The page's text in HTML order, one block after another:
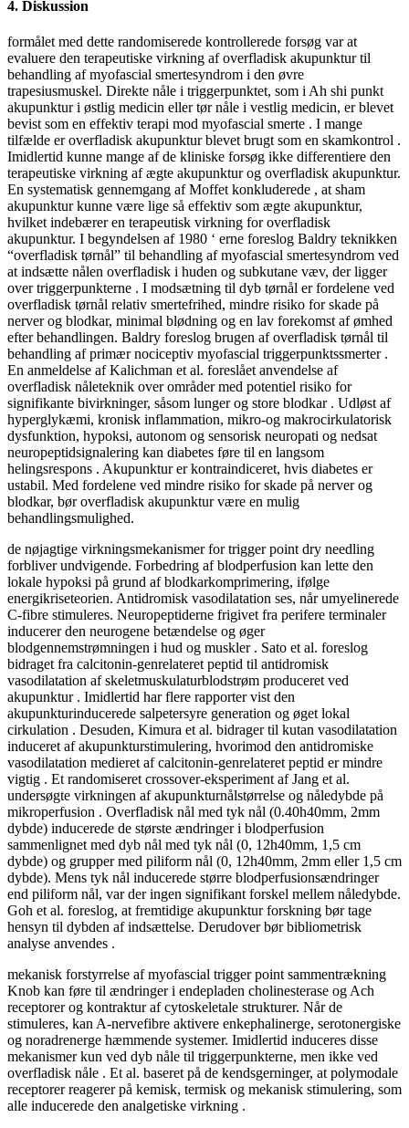
4. Diskussion
formålet med dette randomiserede kontrollerede forsøg var at
evaluere den terapeutiske virkning af overfladisk akupunktur til
behandling af myofascial smertesyndrom i den øvre
trapesiusmuskel. Direkte nåle i triggerpunktet, som i Ah shi punkt
akupunktur i østlig medicin eller tør nåle i vestlig medicin, er blevet
bevist som en effektiv terapi mod myofascial smerte . I mange
tilfælde er overfladisk akupunktur blevet brugt som en skamkontrol .
Imidlertid kunne mange af de kliniske forsøg ikke differentiere den
terapeutiske virkning af ægte akupunktur og overfladisk akupunktur.
En systematisk gennemgang af Moffet konkluderede , at sham
akupunktur kunne være lige så effektiv som ægte akupunktur,
hvilket indebærer en terapeutisk virkning for overfladisk
akupunktur. I begyndelsen af 1980 ‘ erne foreslog Baldry teknikken
“overfladisk tørnål” til behandling af myofascial smertesyndrom ved
at indsætte nålen overfladisk i huden og subkutane væv, der ligger
over triggerpunkterne . I modsætning til dyb tørnål er fordelene ved
overfladisk tørnål relativ smertefrihed, mindre risiko for skade på
nerver og blodkar, minimal blødning og en lav forekomst af ømhed
efter behandlingen. Baldry foreslog brugen af overfladisk tørnål til
behandling af primær nociceptiv myofascial triggerpunktssmerter .
En anmeldelse af Kalichman et al. foreslået anvendelse af
overfladisk nåleteknik over områder med potentiel risiko for
signifikante bivirkninger, såsom lunger og store blodkar . Udløst af
hyperglykæmi, kronisk inflammation, mikro-og makrocirkulatorisk
dysfunktion, hypoksi, autonom og sensorisk neuropati og nedsat
neuropeptidsignalering kan diabetes føre til en langsom
helingsrespons . Akupunktur er kontraindiceret, hvis diabetes er
ustabil. Med fordelene ved mindre risiko for skade på nerver og
blodkar, bør overfladisk akupunktur være en mulig
behandlingsmulighed.
de nøjagtige virkningsmekanismer for trigger point dry needling
forbliver undvigende. Forbedring af blodperfusion kan lette den
lokale hypoksi på grund af blodkarkomprimering, ifølge
energikriseteorien. Antidromisk vasodilatation ses, når umyelinerede
C-fibre stimuleres. Neuropeptiderne frigivet fra perifere terminaler
inducerer den neurogene betændelse og øger
blodgennemstrømningen i hud og muskler . Sato et al. foreslog
bidraget fra calcitonin-genrelateret peptid til antidromisk
vasodilatation af skeletmuskulaturblodstrøm produceret ved
akupunktur . Imidlertid har flere rapporter vist den
akupunkturinducerede salpetersyre generation og øget lokal
cirkulation . Desuden, Kimura et al. bidrager til kutan vasodilatation
induceret af akupunkturstimulering, hvorimod den antidromiske
vasodilatation medieret af calcitonin-genrelateret peptid er mindre
vigtig . Et randomiseret crossover-eksperiment af Jang et al.
undersøgte virkningen af akupunkturnålstørrelse og nåledybde på
mikroperfusion . Overfladisk nål med tyk nål (0.40h40mm, 2mm
dybde) inducerede de største ændringer i blodperfusion
sammenlignet med dyb nål med tyk nål (0, 12h40mm, 1,5 cm
dybde) og grupper med piliform nål (0, 12h40mm, 2mm eller 1,5 cm
dybde). Mens tyk nål inducerede større blodperfusionsændringer
end piliform nål, var der ingen signifikant forskel mellem nåledybde.
Goh et al. foreslog, at fremtidige akupunktur forskning bør tage
hensyn til dybden af indsættelse. Derudover bør bibliometrisk
analyse anvendes .
mekanisk forstyrrelse af myofascial trigger point sammentrækning
Knob kan føre til ændringer i endepladen cholinesterase og Ach
receptorer og kontraktur af cytoskeletale strukturer. Når de
stimuleres, kan A-nervefibre aktivere enkephalinerge, serotonergiske
og noradrenerge hæmmende systemer. Imidlertid induceres disse
mekanismer kun ved dyb nåle til triggerpunkterne, men ikke ved
overfladisk nåle . Et al. baseret på de kendsgerninger, at polymodale
receptorer reagerer på kemisk, termisk og mekanisk stimulering, som
alle inducerede den analgetiske virkning .